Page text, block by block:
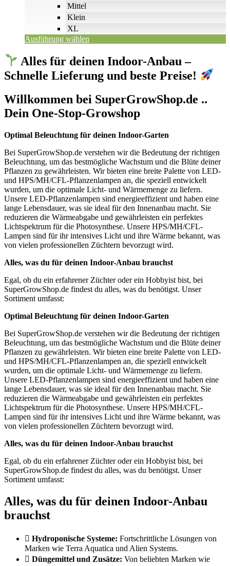
Mittel
Klein
XL
Ausführung wählen
Alles für deinen Indoor-Anbau –
Schnelle Lieferung und beste Preise!
Willkommen bei SuperGrowShop.de ..
Dein One-Stop-Growshop
Optimal Beleuchtung für deinen Indoor-Garten
Bei SuperGrowShop.de verstehen wir die Bedeutung der richtigen
Beleuchtung, um das bestmögliche Wachstum und die Blüte deiner
Pflanzen zu gewährleisten. Wir bieten eine breite Palette von LED-
und HPS/MH/CFL-Pflanzenlampen an, die speziell entwickelt
wurden, um die optimale Licht- und Wärmemenge zu liefern.
Unsere LED-Pflanzenlampen sind energieeffizient und haben eine
lange Lebensdauer, was sie ideal für den Innenanbau macht. Sie
reduzieren die Wärmeabgabe und gewährleisten ein perfektes
Lichtspektrum für die Photosynthese. Unsere HPS/MH/CFL-
Lampen sind für ihr intensives Licht und ihre Wärme bekannt, was
von vielen professionellen Züchtern bevorzugt wird.
Alles, was du für deinen Indoor-Anbau brauchst
Egal, ob du ein erfahrener Züchter oder ein Hobbyist bist, bei
SuperGrowShop.de findest du alles, was du benötigst. Unser
Sortiment umfasst:
Optimal Beleuchtung für deinen Indoor-Garten
Bei SuperGrowShop.de verstehen wir die Bedeutung der richtigen
Beleuchtung, um das bestmögliche Wachstum und die Blüte deiner
Pflanzen zu gewährleisten. Wir bieten eine breite Palette von LED-
und HPS/MH/CFL-Pflanzenlampen an, die speziell entwickelt
wurden, um die optimale Licht- und Wärmemenge zu liefern.
Unsere LED-Pflanzenlampen sind energieeffizient und haben eine
lange Lebensdauer, was sie ideal für den Innenanbau macht. Sie
reduzieren die Wärmeabgabe und gewährleisten ein perfektes
Lichtspektrum für die Photosynthese. Unsere HPS/MH/CFL-
Lampen sind für ihr intensives Licht und ihre Wärme bekannt, was
von vielen professionellen Züchtern bevorzugt wird.
Alles, was du für deinen Indoor-Anbau brauchst
Egal, ob du ein erfahrener Züchter oder ein Hobbyist bist, bei
SuperGrowShop.de findest du alles, was du benötigst. Unser
Sortiment umfasst:
Alles, was du für deinen Indoor-Anbau
brauchst
Hydroponische Systeme: Fortschrittliche Lösungen von
Marken wie Terra Aquatica und Alien Systems.
Düngemittel und Zusätze: Von beliebten Marken wie